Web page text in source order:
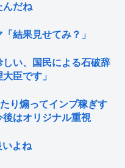
んだね
結果見せてみ？」
い、国民による石破辞
臣です」
り煽ってインプ稼ぎす
はオリジナル重視
いよね